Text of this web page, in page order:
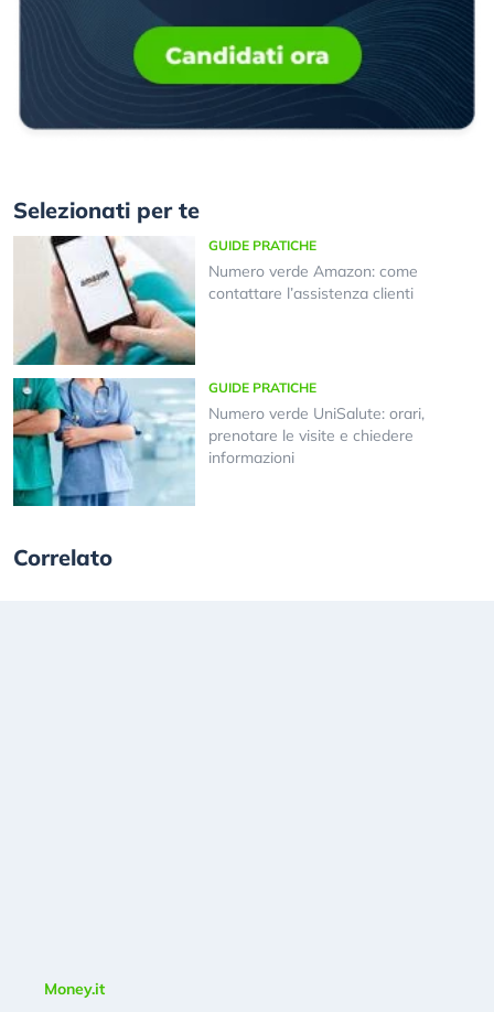
Selezionati per te
GUIDE PRATICHE
Numero verde Amazon: come
contattare l’assistenza clienti
GUIDE PRATICHE
Numero verde UniSalute: orari,
prenotare le visite e chiedere
informazioni
Correlato
Money.it